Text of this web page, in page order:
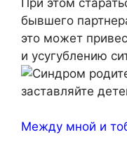
бывшего
это может
и усугублению
Между мной и